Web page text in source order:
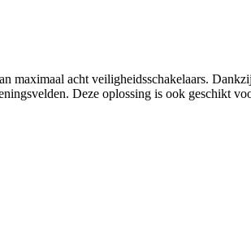
acht veiligheidsschakelaars.
Deze oplossing is ook geschikt